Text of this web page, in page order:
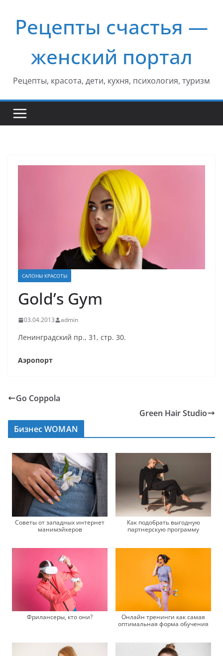
содержимому
Рецепты счастья —
женский портал
Рецепты, красота, дети, кухня, психология, туризм
САЛОНЫ КРАСОТЫ
Gold’s Gym
03.04.2013 admin
Ленинградский пр., 31, стр. 30.
Аэропорт
Go Coppola
Green Hair Studio
Бизнес WOMAN
Советы от западных интернет
манимэйкеров
Как подобрать выгодную
партнерскую программу
Фрилансеры, кто они?
Онлайн тренинги как самая
оптимальная форма обучения